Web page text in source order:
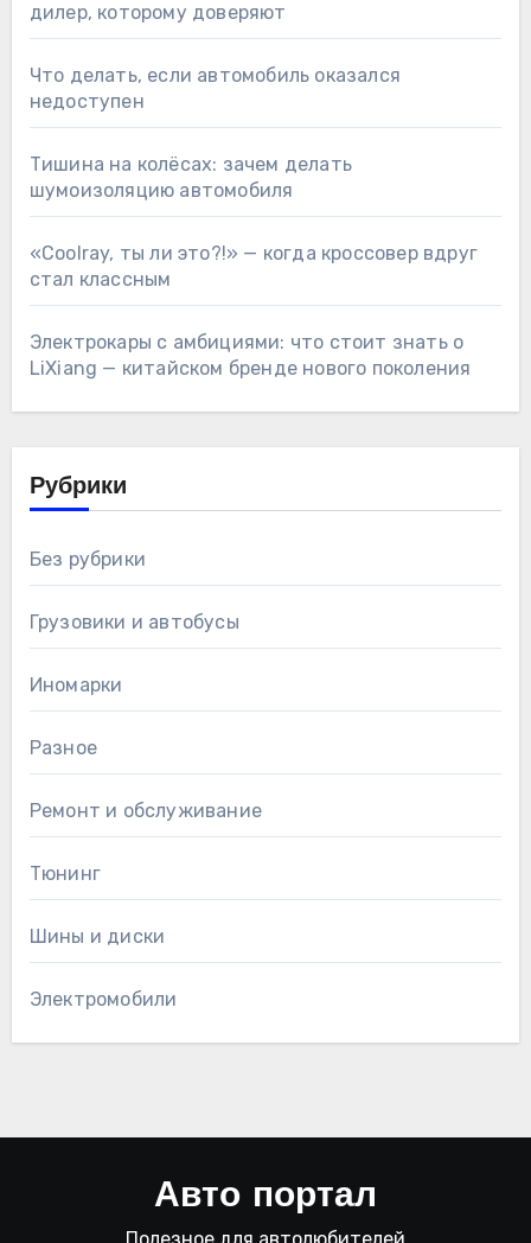
дилер, которому доверяют
Что делать, если автомобиль оказался
недоступен
Тишина на колёсах: зачем делать
шумоизоляцию автомобиля
«Coolray, ты ли это?!» — когда кроссовер вдруг
стал классным
Электрокары с амбициями: что стоит знать о
LiXiang — китайском бренде нового поколения
Рубрики
Без рубрики
Грузовики и автобусы
Иномарки
Разное
Ремонт и обслуживание
Тюнинг
Шины и диски
Электромобили
Авто портал